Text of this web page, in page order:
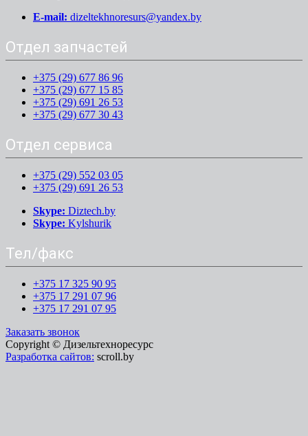
E-mail: dizeltekhnoresurs@yandex.by
Отдел запчастей
+375 (29) 677 86 96
+375 (29) 677 15 85
+375 (29) 691 26 53
+375 (29) 677 30 43
Отдел сервиса
+375 (29) 552 03 05
+375 (29) 691 26 53
Skype: Diztech.by
Skype: Kylshurik
Тел/факс
+375 17 325 90 95
+375 17 291 07 96
+375 17 291 07 95
Заказать звонок
Copyright © Дизельтехноресурс
Разработка сайтов: scroll.by